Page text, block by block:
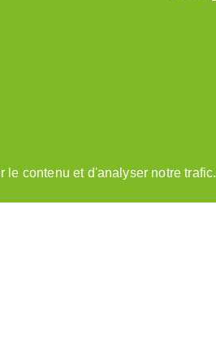
contenu et d'analyser notre trafic.